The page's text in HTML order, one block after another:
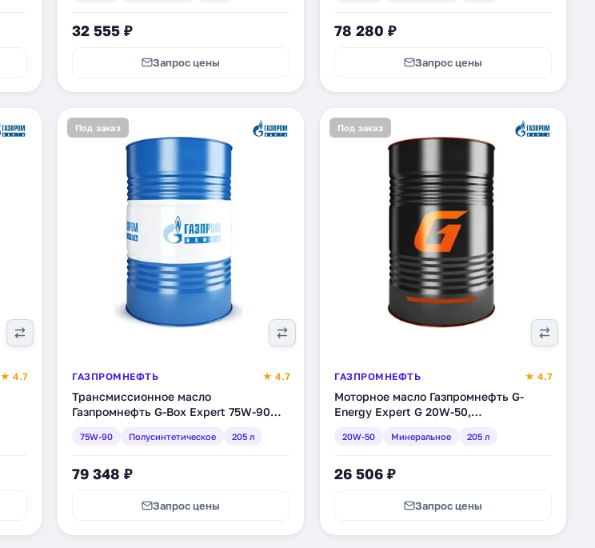
32 555 ₽
Запрос цены
78 280 ₽
Запрос цены
★ 4.7
Под заказ
ГАЗПРОМНЕФТЬ ★ 4.7
Трансмиссионное масло
Газпромнефть G-Box Expert 75W-90
(253651689)
75W-90 Полусинтетическое 205 л
79 348 ₽
Запрос цены
Под заказ
ГАЗПРОМНЕФТЬ ★ 4.7
Моторное масло Газпромнефть G-
Energy Expert G 20W-50,
20W-50 Минеральное 205 л
26 506 ₽
Запрос цены